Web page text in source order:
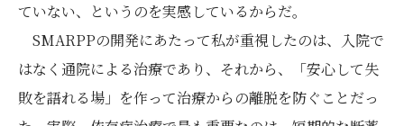
ていない、というのを実感しているからだ。
SMARPPの開発にあたって私が重視したのは、入院で
はなく通院による治療であり、それから、「安心して失
敗を語れる場」を作って治療からの離脱を防ぐことだっ